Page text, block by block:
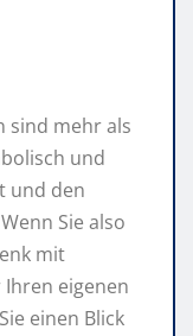
sind mehr als
und
und den
Sie also
mit
eigenen
einen Blick